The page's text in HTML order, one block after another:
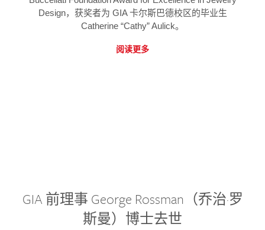
Design，获奖者为 GIA 卡尔斯巴德校区的毕业生
Catherine “Cathy” Aulick。
阅读更多
GIA 前理事 George Rossman（乔治·罗
斯曼）博士去世